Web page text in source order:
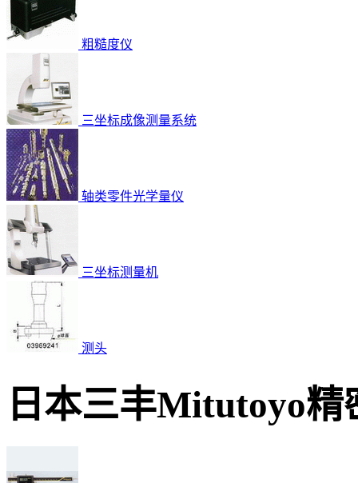
粗糙度仪
三坐标成像测量系统
轴类零件光学量仪
三坐标测量机
测头
日本三丰Mitutoyo